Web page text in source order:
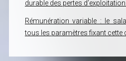
durable des pertes d’exploitation
Rémunération variable : le
tous les paramètres fixant cette